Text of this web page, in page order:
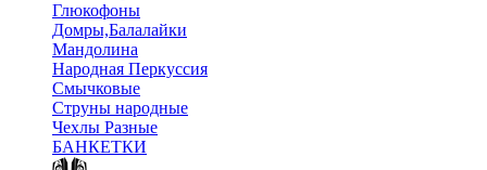
Глюкофоны
Домры,Балалайки
Мандолина
Народная Перкуссия
Смычковые
Струны народные
Чехлы Разные
БАНКЕТКИ